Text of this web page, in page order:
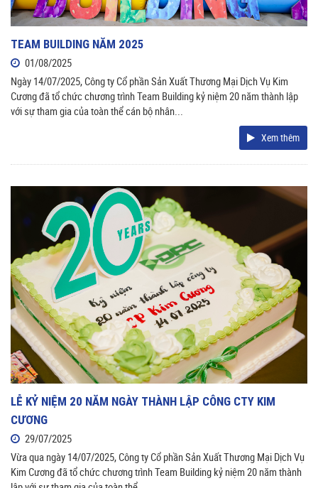
TEAM BUILDING NĂM 2025
01/08/2025
Ngày 14/07/2025, Công ty Cổ phần Sản Xuất Thương Mại Dịch Vụ Kim
Cương đã tổ chức chương trình Team Building kỷ niệm 20 năm thành lập
với sự tham gia của toàn thể cán bộ nhân...
Xem thêm
LỄ KỶ NIỆM 20 NĂM NGÀY THÀNH LẬP CÔNG CTY KIM
CƯƠNG
29/07/2025
Vừa qua ngày 14/07/2025, Công ty Cổ phần Sản Xuất Thương Mại Dịch Vụ
Kim Cương đã tổ chức chương trình Team Building kỷ niệm 20 năm thành